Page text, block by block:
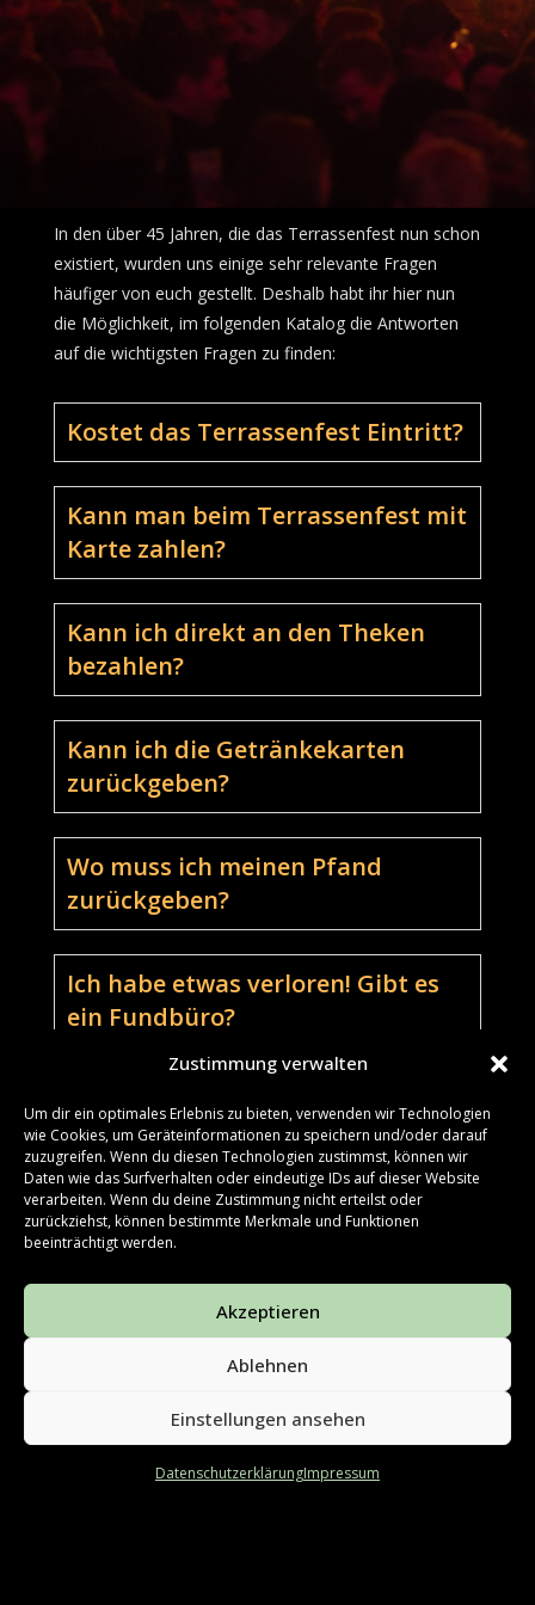
Zustimmung verwalten
Um dir ein optimales Erlebnis zu bieten, verwenden wir Technologien
wie Cookies, um Geräteinformationen zu speichern und/oder darauf
zuzugreifen. Wenn du diesen Technologien zustimmst, können wir
Daten wie das Surfverhalten oder eindeutige IDs auf dieser Website
verarbeiten. Wenn du deine Zustimmung nicht erteilst oder
zurückziehst, können bestimmte Merkmale und Funktionen
beeinträchtigt werden.
Akzeptieren
Ablehnen
Einstellungen ansehen
DatenschutzerklärungImpressum
In den über 45 Jahren, die das Terrassenfest nun schon
existiert, wurden uns einige sehr relevante Fragen
häufiger von euch gestellt. Deshalb habt ihr hier nun
die Möglichkeit, im folgenden Katalog die Antworten
auf die wichtigsten Fragen zu finden:
Kostet das Terrassenfest Eintritt?
Kann man beim Terrassenfest mit
Karte zahlen?
Kann ich direkt an den Theken
bezahlen?
Kann ich die Getränkekarten
zurückgeben?
Wo muss ich meinen Pfand
zurückgeben?
Ich habe etwas verloren! Gibt es
ein Fundbüro?
Ist das Terrassenfest ab 18
Jahren?
Wer organisiert das
Terrassenfest?
Wie wird das Terrassenfest
Ich möchte auf dem
Terrassenfest mithelfen. Wo